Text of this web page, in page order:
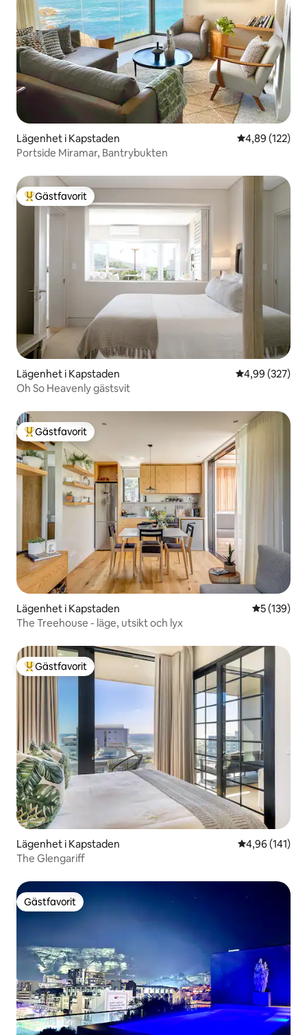
Lägenhet i Kapstaden 4,89 av 5 i
4,89 (122)
Portside Miramar, Bantrybukten
Populär gästfavorit
Gästfavorit
Lägenhet i Kapstaden 4,99 av 5 i
4,99 (327)
Oh So Heavenly gästsvit
Populär gästfavorit
Gästfavorit
Lägenhet i Kapstaden 5 av 5 i
5 (139)
The Treehouse - läge, utsikt och lyx
Populär gästfavorit
Gästfavorit
Lägenhet i Kapstaden 4,96 av 5 i
4,96 (141)
The Glengariff
Gästfavorit
Gästfavorit